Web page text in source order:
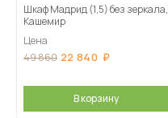
Шкаф Мадрид (1,5) без зеркала,
Кашемир
Цена
49 860 22 840
В корзину